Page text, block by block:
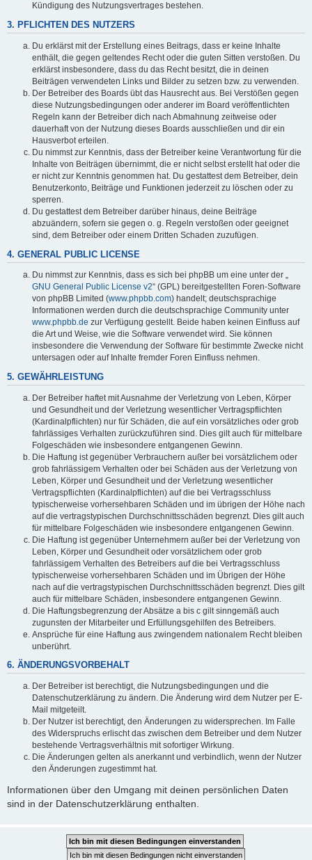
Kündigung des Nutzungsvertrages bestehen.
3. PFLICHTEN DES NUTZERS
Du erklärst mit der Erstellung eines Beitrags, dass er keine Inhalte
enthält, die gegen geltendes Recht oder die guten Sitten verstoßen. Du
erklärst insbesondere, dass du das Recht besitzt, die in deinen
Beiträgen verwendeten Links und Bilder zu setzen bzw. zu verwenden.
Der Betreiber des Boards übt das Hausrecht aus. Bei Verstößen gegen
diese Nutzungsbedingungen oder anderer im Board veröffentlichten
Regeln kann der Betreiber dich nach Abmahnung zeitweise oder
dauerhaft von der Nutzung dieses Boards ausschließen und dir ein
Hausverbot erteilen.
Du nimmst zur Kenntnis, dass der Betreiber keine Verantwortung für die
Inhalte von Beiträgen übernimmt, die er nicht selbst erstellt hat oder die
er nicht zur Kenntnis genommen hat. Du gestattest dem Betreiber, dein
Benutzerkonto, Beiträge und Funktionen jederzeit zu löschen oder zu
sperren.
Du gestattest dem Betreiber darüber hinaus, deine Beiträge
abzuändern, sofern sie gegen o. g. Regeln verstoßen oder geeignet
sind, dem Betreiber oder einem Dritten Schaden zuzufügen.
4. GENERAL PUBLIC LICENSE
Du nimmst zur Kenntnis, dass es sich bei phpBB um eine unter der „
GNU General Public License v2“ (GPL) bereitgestellten Foren-Software
von phpBB Limited (www.phpbb.com) handelt; deutschsprachige
Informationen werden durch die deutschsprachige Community unter
www.phpbb.de zur Verfügung gestellt. Beide haben keinen Einfluss auf
die Art und Weise, wie die Software verwendet wird. Sie können
insbesondere die Verwendung der Software für bestimmte Zwecke nicht
untersagen oder auf Inhalte fremder Foren Einfluss nehmen.
5. GEWÄHRLEISTUNG
Der Betreiber haftet mit Ausnahme der Verletzung von Leben, Körper
und Gesundheit und der Verletzung wesentlicher Vertragspflichten
(Kardinalpflichten) nur für Schäden, die auf ein vorsätzliches oder grob
fahrlässiges Verhalten zurückzuführen sind. Dies gilt auch für mittelbare
Folgeschäden wie insbesondere entgangenen Gewinn.
Die Haftung ist gegenüber Verbrauchern außer bei vorsätzlichem oder
grob fahrlässigem Verhalten oder bei Schäden aus der Verletzung von
Leben, Körper und Gesundheit und der Verletzung wesentlicher
Vertragspflichten (Kardinalpflichten) auf die bei Vertragsschluss
typischerweise vorhersehbaren Schäden und im übrigen der Höhe nach
auf die vertragstypischen Durchschnittsschäden begrenzt. Dies gilt auch
für mittelbare Folgeschäden wie insbesondere entgangenen Gewinn.
Die Haftung ist gegenüber Unternehmern außer bei der Verletzung von
Leben, Körper und Gesundheit oder vorsätzlichem oder grob
fahrlässigem Verhalten des Betreibers auf die bei Vertragsschluss
typischerweise vorhersehbaren Schäden und im Übrigen der Höhe
nach auf die vertragstypischen Durchschnittsschäden begrenzt. Dies gilt
auch für mittelbare Schäden, insbesondere entgangenen Gewinn.
Die Haftungsbegrenzung der Absätze a bis c gilt sinngemäß auch
zugunsten der Mitarbeiter und Erfüllungsgehilfen des Betreibers.
Ansprüche für eine Haftung aus zwingendem nationalem Recht bleiben
unberührt.
6. ÄNDERUNGSVORBEHALT
Der Betreiber ist berechtigt, die Nutzungsbedingungen und die
Datenschutzerklärung zu ändern. Die Änderung wird dem Nutzer per E-
Mail mitgeteilt.
Der Nutzer ist berechtigt, den Änderungen zu widersprechen. Im Falle
des Widerspruchs erlischt das zwischen dem Betreiber und dem Nutzer
bestehende Vertragsverhältnis mit sofortiger Wirkung.
Die Änderungen gelten als anerkannt und verbindlich, wenn der Nutzer
den Änderungen zugestimmt hat.
Informationen über den Umgang mit deinen persönlichen Daten
sind in der Datenschutzerklärung enthalten.